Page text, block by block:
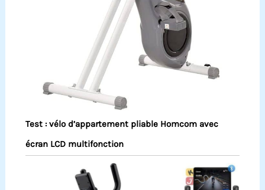
Test : vélo d’appartement pliable Homcom avec
écran LCD multifonction